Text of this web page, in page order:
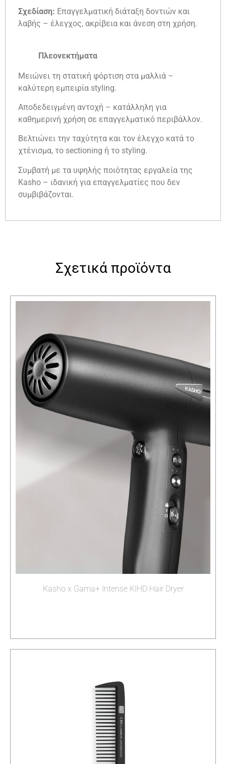
Σχεδίαση: Επαγγελματική διάταξη δοντιών και
λαβής – έλεγχος, ακρίβεια και άνεση στη χρήση.
Πλεονεκτήματα
Μειώνει τη στατική φόρτιση στα μαλλιά –
καλύτερη εμπειρία styling.
Αποδεδειγμένη αντοχή – κατάλληλη για
καθημερινή χρήση σε επαγγελματικό περιβάλλον.
Βελτιώνει την ταχύτητα και τον έλεγχο κατά το
χτένισμα, το sectioning ή το styling.
Συμβατή με τα υψηλής ποιότητας εργαλεία της
Kasho – ιδανική για επαγγελματίες που δεν
συμβιβάζονται.
Σχετικά προϊόντα
Kasho x Gama+ Intense KIHD Hair Dryer